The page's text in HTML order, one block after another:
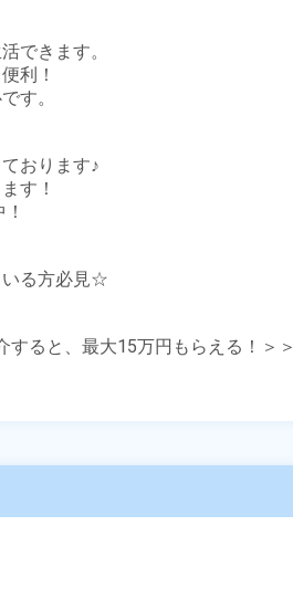
できます。
利！
す。
おります♪
す！
いる方必見☆
すると、最大15万円もらえる！＞＞